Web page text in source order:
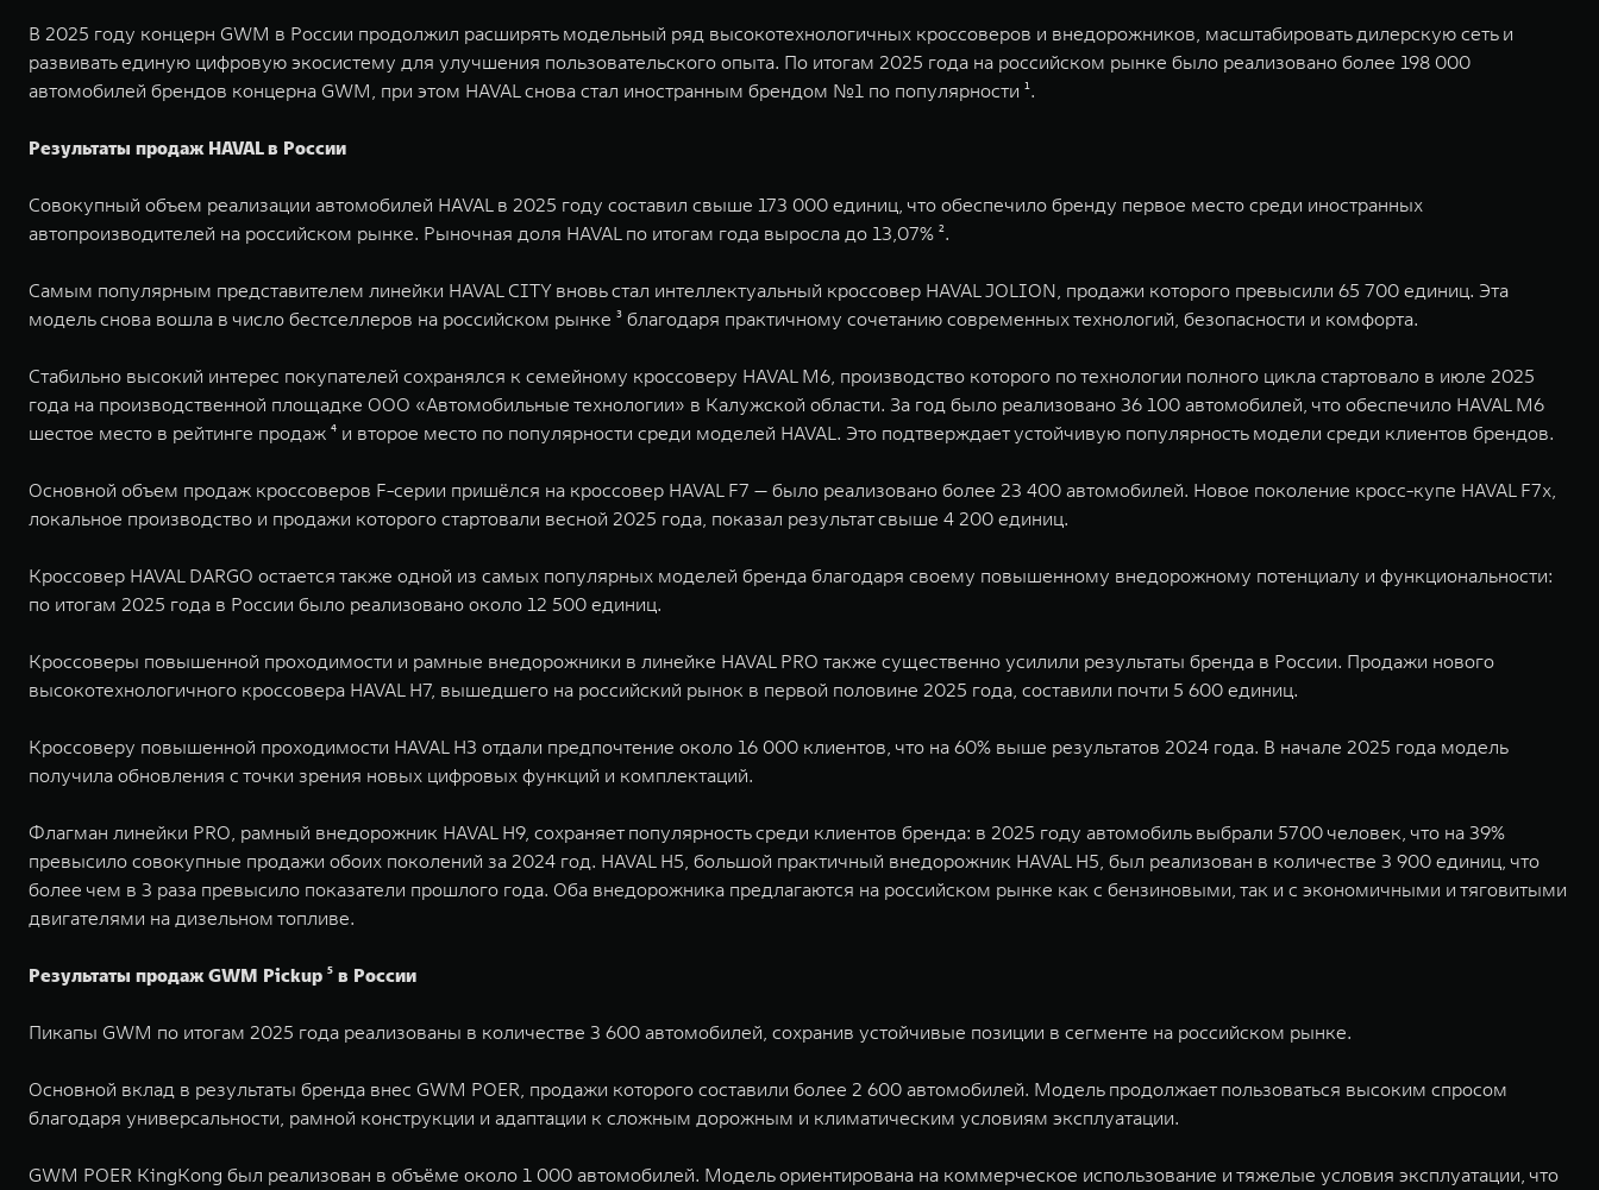
В 2025 году концерн GWM в России продолжил расширять модельный ряд высокотехнологичных кроссоверов и внедорожников, масштабировать дилерскую сеть и
развивать единую цифровую экосистему для улучшения пользовательского опыта. По итогам 2025 года на российском рынке было реализовано более 198 000
автомобилей брендов концерна GWM, при этом HAVAL снова стал иностранным брендом №1 по популярности ¹.
Результаты продаж HAVAL в России
Совокупный объем реализации автомобилей HAVAL в 2025 году составил свыше 173 000 единиц, что обеспечило бренду первое место среди иностранных
автопроизводителей на российском рынке. Рыночная доля HAVAL по итогам года выросла до 13,07% ².
Самым популярным представителем линейки HAVAL CITY вновь стал интеллектуальный кроссовер HAVAL JOLION, продажи которого превысили 65 700 единиц. Эта
модель снова вошла в число бестселлеров на российском рынке ³ благодаря практичному сочетанию современных технологий, безопасности и комфорта.
Стабильно высокий интерес покупателей сохранялся к семейному кроссоверу HAVAL M6, производство которого по технологии полного цикла стартовало в июле 2025
года на производственной площадке ООО «Автомобильные технологии» в Калужской области. За год было реализовано 36 100 автомобилей, что обеспечило HAVAL M6
шестое место в рейтинге продаж ⁴ и второе место по популярности среди моделей HAVAL. Это подтверждает устойчивую популярность модели среди клиентов брендов.
Основной объем продаж кроссоверов F-серии пришёлся на кроссовер HAVAL F7 — было реализовано более 23 400 автомобилей. Новое поколение кросс-купе HAVAL F7x,
локальное производство и продажи которого стартовали весной 2025 года, показал результат свыше 4 200 единиц.
Кроссовер HAVAL DARGO остается также одной из самых популярных моделей бренда благодаря своему повышенному внедорожному потенциалу и функциональности:
по итогам 2025 года в России было реализовано около 12 500 единиц.
Кроссоверы повышенной проходимости и рамные внедорожники в линейке HAVAL PRO также существенно усилили результаты бренда в России. Продажи нового
высокотехнологичного кроссовера HAVAL H7, вышедшего на российский рынок в первой половине 2025 года, составили почти 5 600 единиц.
Кроссоверу повышенной проходимости HAVAL H3 отдали предпочтение около 16 000 клиентов, что на 60% выше результатов 2024 года. В начале 2025 года модель
получила обновления с точки зрения новых цифровых функций и комплектаций.
Флагман линейки PRO, рамный внедорожник HAVAL H9, сохраняет популярность среди клиентов бренда: в 2025 году автомобиль выбрали 5700 человек, что на 39%
превысило совокупные продажи обоих поколений за 2024 год. HAVAL H5, большой практичный внедорожник HAVAL H5, был реализован в количестве 3 900 единиц, что
более чем в 3 раза превысило показатели прошлого года. Оба внедорожника предлагаются на российском рынке как с бензиновыми, так и с экономичными и тяговитыми
двигателями на дизельном топливе.
Результаты продаж GWM Pickup ⁵ в России
Пикапы GWM по итогам 2025 года реализованы в количестве 3 600 автомобилей, сохранив устойчивые позиции в сегменте на российском рынке.
Основной вклад в результаты бренда внес GWM POER, продажи которого составили более 2 600 автомобилей. Модель продолжает пользоваться высоким спросом
благодаря универсальности, рамной конструкции и адаптации к сложным дорожным и климатическим условиям эксплуатации.
GWM POER KingKong был реализован в объёме около 1 000 автомобилей. Модель ориентирована на коммерческое использование и тяжелые условия эксплуатации, что